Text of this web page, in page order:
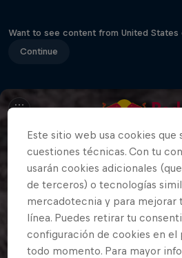
Want to see content from United States
Continue
Este sitio web usa cookies que
cuestiones técnicas. Con tu
usarán cookies adicionales
de terceros) o tecnologías
mercadotecnia y para mejorar
línea. Puedes retirar tu
configuración de cookies en el
todo momento. Para mayor